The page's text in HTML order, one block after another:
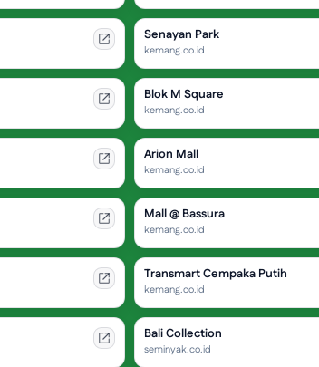
Senayan Park
kemang.co.id
Blok M Square
kemang.co.id
Arion Mall
kemang.co.id
Mall @ Bassura
kemang.co.id
Transmart Cempaka Putih
kemang.co.id
Bali Collection
seminyak.co.id